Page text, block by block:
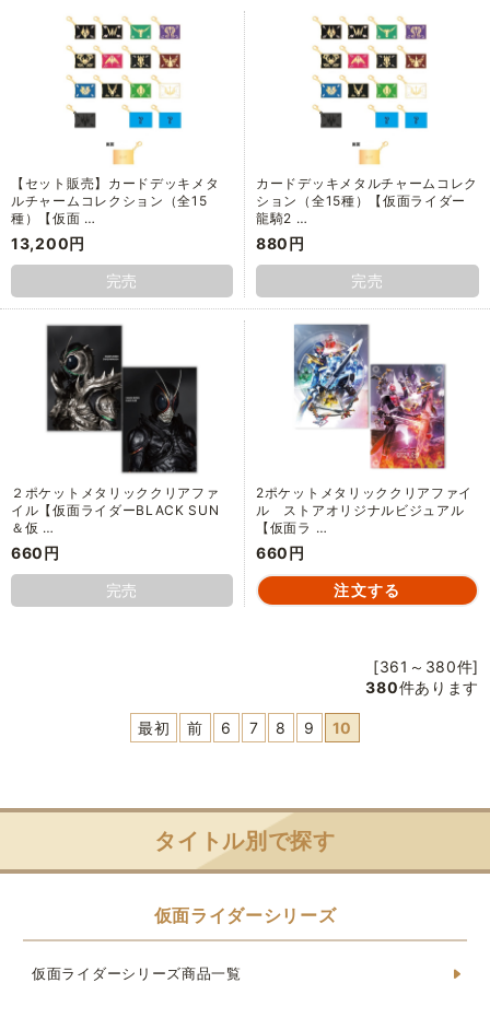
【セット販売】カードデッキメタ
ルチャームコレクション（全15
種）【仮面 …
13,200円
完売
カードデッキメタルチャームコレク
ション（全15種）【仮面ライダー
龍騎2 …
880円
完売
２ポケットメタリッククリアファ
イル【仮面ライダーBLACK SUN
＆仮 …
660円
完売
2ポケットメタリッククリアファイ
ル ストアオリジナルビジュアル
【仮面ラ …
660円
[361～380件]
380件あります
最初 前 6 7 8 9 10
タイトル別で探す
仮面ライダーシリーズ
仮面ライダーシリーズ商品一覧